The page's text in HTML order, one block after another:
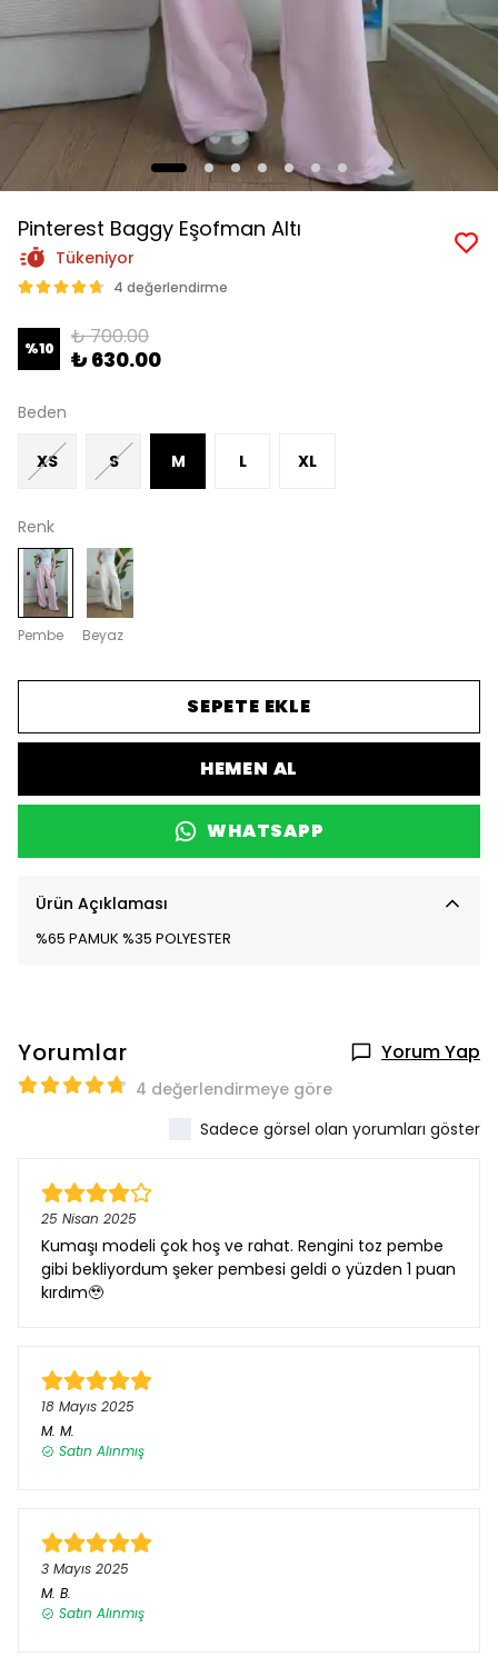
Pinterest Baggy Eşofman Altı
Tükeniyor
4 değerlendirme
%10 ₺ 700.00
₺ 630.00
Beden
XS S M L XL
Renk
Pembe Beyaz
SEPETE EKLE
HEMEN AL
WHATSAPP
Ürün Açıklaması
%65 PAMUK %35 POLYESTER
Yorumlar Yorum Yap
4 değerlendirmeye göre
Sadece görsel olan yorumları göster
25 Nisan 2025
Kumaşı modeli çok hoş ve rahat. Rengini toz pembe
gibi bekliyordum şeker pembesi geldi o yüzden 1 puan
kırdım🥹
18 Mayıs 2025
M. M.
Satın Alınmış
3 Mayıs 2025
M. B.
Satın Alınmış